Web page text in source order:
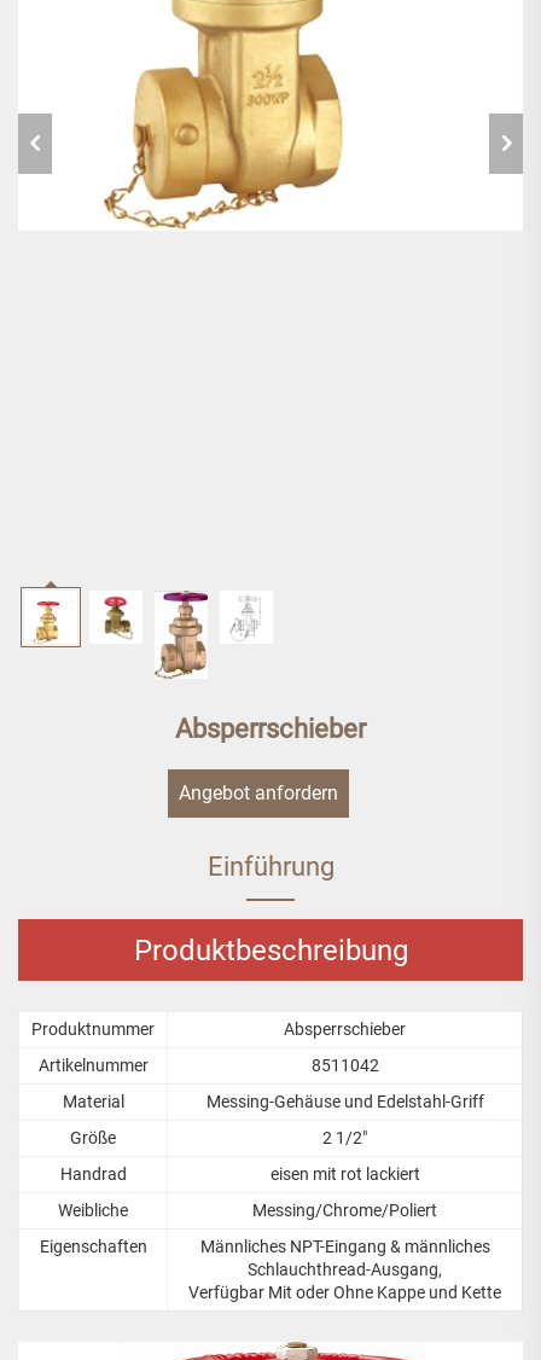
Absperrschieber
Angebot anfordern
Einführung
Produktbeschreibung
Produktnummer
Absperrschieber
Artikelnummer
8511042
Material
Messing-Gehäuse und Edelstahl-Griff
Größe
2 1/2"
Handrad
eisen mit rot lackiert
Weibliche
Messing/Chrome/Poliert
Eigenschaften
Männliches NPT-Eingang & männliches
Schlauchthread-Ausgang,
Verfügbar Mit oder Ohne Kappe und Kette